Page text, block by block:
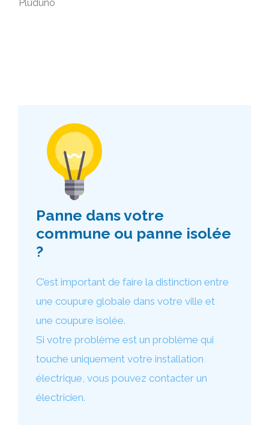
Pluduno
Panne dans votre
commune ou panne isolée
?
C’est important de faire la distinction entre
une coupure globale dans votre ville et
une coupure isolée.
Si votre problème est un problème qui
touche uniquement votre installation
électrique, vous pouvez contacter un
électricien.